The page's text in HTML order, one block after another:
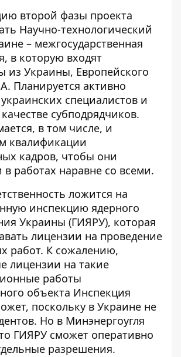
второй фазы проекта
Научно-технологический
– межгосударственная
в которую входят
из Украины, Европейского
Планируется активно
специалистов и
субподрядчиков.
в том числе, и
квалификации
кадров, чтобы они
в работах наравне со всеми.
ложится на
инспекцию ядерного
Украины (ГИЯРУ), которая
лицензии на проведение
работ. К сожалению,
лицензии на такие
работы
объекта Инспекция
поскольку в Украине не
Но в Минэнергоугля
ГИЯРУ сможет оперативно
разрешения.